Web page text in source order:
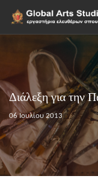
Διάλεξη για την
06 Ιουλίου 2013